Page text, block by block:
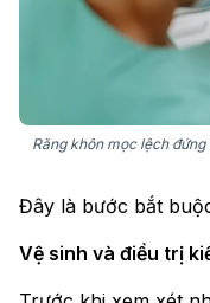
Răng khôn mọc lệch
Đây là bước bắt
Vệ sinh và điều trị